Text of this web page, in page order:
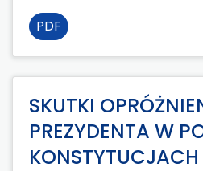
PDF
SKUTKI
PREZYDENTA W